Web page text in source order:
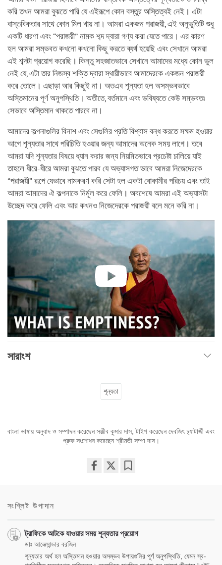
করি তখন আমরা বুঝতে পারি যে এইরূপে কোন বস্তুর অস্তিত্বই নেই। এটা
বাস্তবিকতার সাথে কোন মিল খায় না। আমরা একজন পরাজয়ী, এই অনুভূতিটি শুধু
একটি ধারণা এবং “পরাজয়ী” নামক শব্দ দ্বারা গণ্য করা যেতে পারে। এর কারণ
হল আমরা সম্ভবত কখনো কখনো কিছু করতে ব্যর্থ হয়েছি এবং সেখানে আমরা
এই শব্দটা প্রয়োগ করেছি। কিন্তু সহজাতভাবে সেখানে আমাদের মধ্যে কোন ভুল
নেই যে, এটা তার নিজস্ব শক্তি দ্বারা স্থায়ীভাবে আমাদেরকে একজন পরাজয়ী
করে তোলে। এছাড়া আর কিছুই না। অতএব শূন্যতা হল অসম্ভবভাবে
অস্তিমানের পূর্ণ অনুপস্থিতি। অতীতে, বর্তমানে এবং ভবিষ্যতে কেউ সম্ভবতঃ
সেভাবে অস্তিমান থাকতে পারবে না।
আমাদের কল্পনাগুলির বিনাশ এবং সেগুলির প্রতি বিশ্বাস বন্ধ করতে সক্ষম হওয়ার
আগে শূন্যতার সাথে পরিচিতি হওয়ার জন্য আমাদের অনেক সময় লাগে। তবে
আমরা যদি শূন্যতার বিষয়ে ধ্যান করার জন্য নিয়মিতভাবে প্রচেষ্টা চালিয়ে যাই
তাহলে ধীরে-ধীরে আমরা বুঝতে পারব যে অভ্যাসগত ভাবে আমরা নিজেদেরকে
“পরাজয়ী” রূপে যেভাবে নামকরণ করি সেটা হল একটা বোকামীর পরিচয় এবং তাই
আমরা আমাদের ঐ কল্পনাকে নির্মূল করে ফেলি। অবশেষে আমরা এই অভ্যাসটা
উচ্ছেদ করে ফেলি এবং আর কখনও নিজেদেরকে পরাজয়ী বলে মনে করি না।
সারাংশ
শূন্যতা
বাংলা ভাষায় অনুবাদ ও সম্পাদন করেছেন সঞ্জীব কুমার দাস, টাইপ করেছেন দেবজিৎ চ্যাটার্জী এবং
প্রুফ সংশোধন করেছেন শ্রীমতী সম্পা দাস।
সংশ্লিষ্ট উপাদান
ট্রাফিকে আটকে যাওয়ার সময় শূন্যতার প্রয়োগ
ডাঃ আলেক্সান্ডার বরজিন
শূন্যতার অর্থ হল অস্তিমান হওয়ার অসম্ভব উপায়গুলির পূর্ণ অনুপস্থিতি, যেমন স্ব-